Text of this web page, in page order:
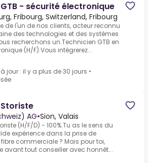
- sécurité électronique
Fribourg, Switzerland, Fribourg
de l'un de nos clients, acteur reconnu
des technologies et des systèmes
recherchons un.Technicien GTB en
(H/F).Vous intégrerez...
jour : il y a plus de 30 jours •
AG•Sion, Valais
(H/F/D) - 100%.Tu as le sens du
expérience dans la prise de
commerciale ? Mais pour toi,
avant tout conseiller avec honnêt...